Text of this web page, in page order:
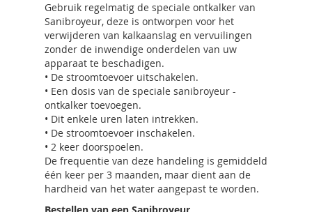
Gebruik regelmatig de speciale ontkalker van
Sanibroyeur, deze is ontworpen voor het
verwijderen van kalkaanslag en vervuilingen
zonder de inwendige onderdelen van uw
apparaat te beschadigen.
• De stroomtoevoer uitschakelen.
• Een dosis van de speciale sanibroyeur -
ontkalker toevoegen.
• Dit enkele uren laten intrekken.
• De stroomtoevoer inschakelen.
• 2 keer doorspoelen.
De frequentie van deze handeling is gemiddeld
één keer per 3 maanden, maar dient aan de
hardheid van het water aangepast te worden.